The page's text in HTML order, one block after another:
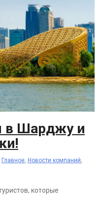
в Шарджу и
Главное, Новости компаний,
которые